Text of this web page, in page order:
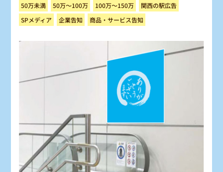
50万未満 50万～100万 100万～150万 関西の駅広告
SPメディア 企業告知 商品・サービス告知